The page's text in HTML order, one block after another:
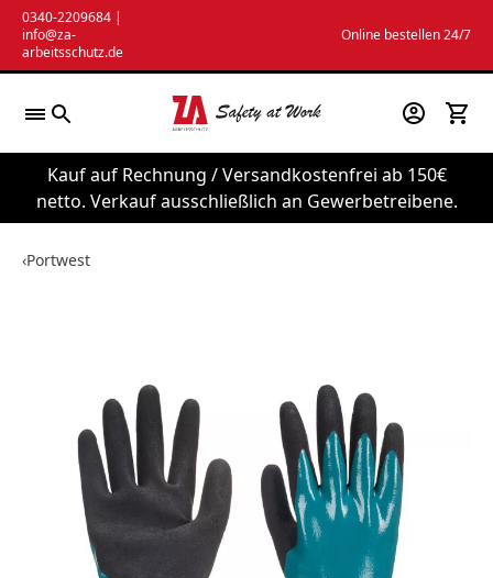
Zum
Inhalt
springen
0340-2209684 |
info@za-
arbeitsschutz.de
Online bestellen 24/7
Kauf auf Rechnung / Versandkostenfrei ab 150€
netto. Verkauf ausschließlich an Gewerbetreibene.
‹Portwest